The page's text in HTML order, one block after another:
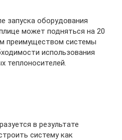
запуска оборудования
может подняться на 20
преимуществом системы
использования
теплоносителей.
в результате
систему как